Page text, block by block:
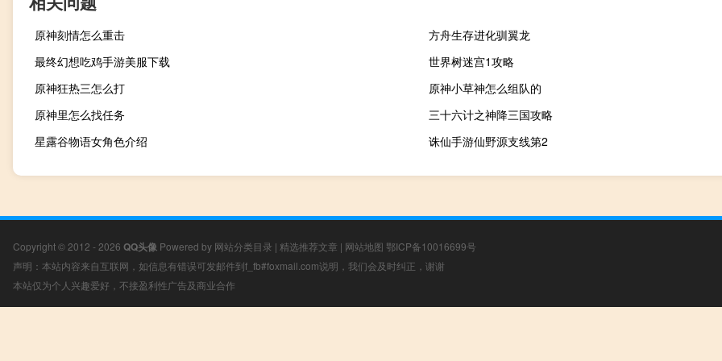
原神刻情怎么重击
方舟生存进化驯翼龙
最终幻想吃鸡手游美服下载
世界树迷宫1攻略
原神狂热三怎么打
原神小草神怎么组队的
原神里怎么找任务
三十六计之神降三国攻略
星露谷物语女角色介绍
诛仙手游仙野源支线第2
Copyright © 2012 - 2026 QQ头像 Powered by 网站分类目录 | 精选推荐文章 | 网站地图 鄂ICP备10016699号
声明：本站内容来自互联网，如信息有错误可发邮件到f_fb#foxmail.com说明，我们会及时纠正，谢谢
本站仅为个人兴趣爱好，不接盈利性广告及商业合作